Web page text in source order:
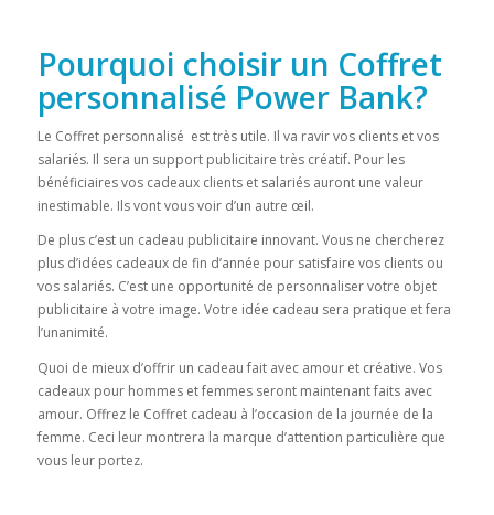
Pourquoi choisir un Coffret
personnalisé Power Bank?
Le Coffret personnalisé est très utile. Il va ravir vos clients et vos
salariés. Il sera un support publicitaire très créatif. Pour les
bénéficiaires vos cadeaux clients et salariés auront une valeur
inestimable. Ils vont vous voir d’un autre œil.
De plus c’est un cadeau publicitaire innovant. Vous ne chercherez
plus d’idées cadeaux de fin d’année pour satisfaire vos clients ou
vos salariés. C’est une opportunité de personnaliser votre objet
publicitaire à votre image. Votre idée cadeau sera pratique et fera
l’unanimité.
Quoi de mieux d’offrir un cadeau fait avec amour et créative. Vos
cadeaux pour hommes et femmes seront maintenant faits avec
amour. Offrez le Coffret cadeau à l’occasion de la journée de la
femme. Ceci leur montrera la marque d’attention particulière que
vous leur portez.